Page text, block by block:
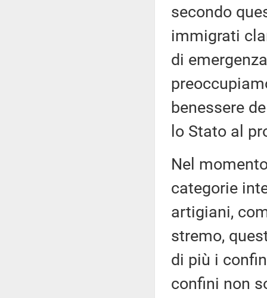
secondo
immigrati
di
benessere
lo Stato al
Nel
categorie
artigiani,
stremo,
di più i
confini non